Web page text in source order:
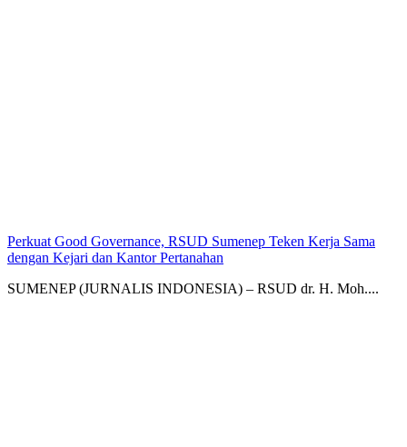
Perkuat Good Governance, RSUD Sumenep Teken Kerja Sama
dengan Kejari dan Kantor Pertanahan
SUMENEP (JURNALIS INDONESIA) – RSUD dr. H. Moh....